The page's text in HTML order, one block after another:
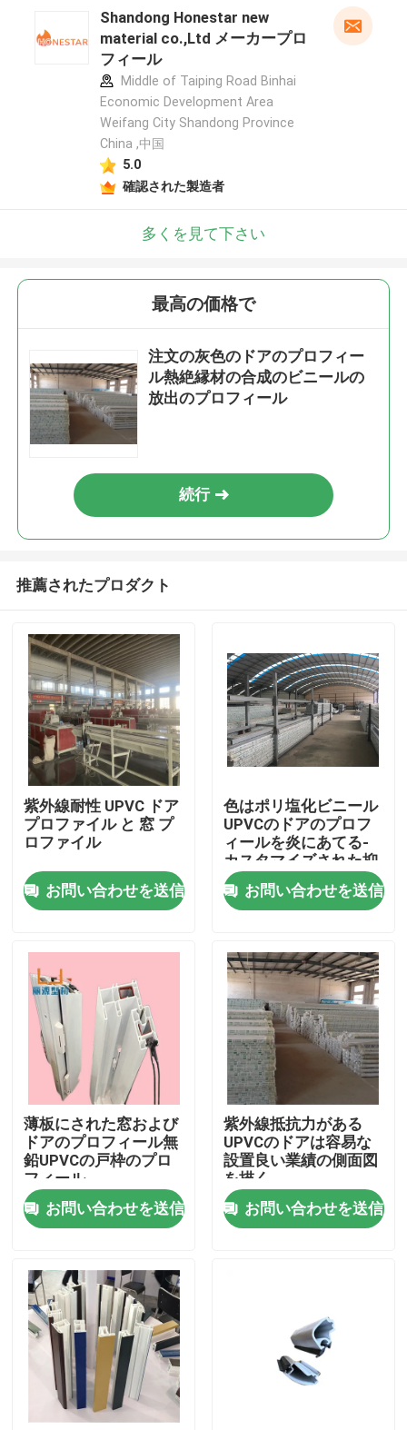
家
ビデオ
私達について
工場旅行
品質管理
引用を要求しなさい
UPVCのドアのプロフィール
UPVCの窓のプロフィール
Shandong Honestar new
material co.,Ltd メーカープロ
フィール
Middle of Taiping Road Binhai
Economic Development Area
Weifang City Shandong Province
China ,中国
5.0
確認された製造者
多くを見て下さい
最高の価格で
注文の灰色のドアのプロフィー
ル熱絶縁材の合成のビニールの
放出のプロフィール
続行
推薦されたプロダクト
紫外線耐性 UPVC ドア
プロファイル と 窓 プ
ロファイル
お問い合わせを送信
色はポリ塩化ビニール
UPVCのドアのプロフ
ィールを炎にあてる-
カスタマイズされた抑
制剤を薄板にした
お問い合わせを送信
薄板にされた窓および
ドアのプロフィール無
鉛UPVCの戸枠のプロ
フィール
お問い合わせを送信
紫外線抵抗力がある
UPVCのドアは容易な
設置良い業績の側面図
を描く
お問い合わせを送信